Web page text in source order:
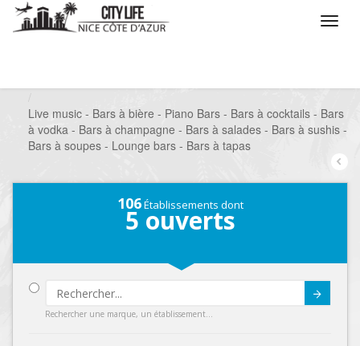
Live music - Bars à bière - Piano Bars - Bars à cocktails - Bars
à vodka - Bars à champagne - Bars à salades - Bars à sushis -
Bars à soupes - Lounge bars - Bars à tapas
106Établissements dont
5 ouverts
Rechercher une marque, un établissement...